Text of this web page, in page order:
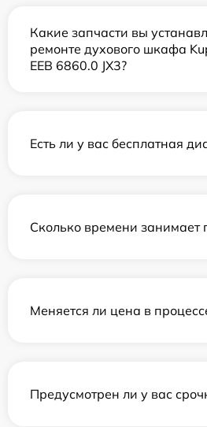
Какие запчасти вы
ремонте духового шкафа
EEB 6860.0 JX3?
Есть ли у вас бесплатная
Сколько времени занимает
Меняется ли цена в
Предусмотрен ли у вас